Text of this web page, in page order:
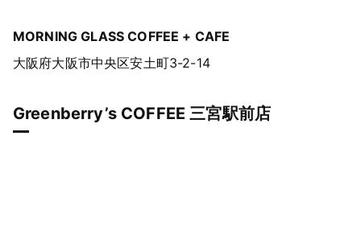
MORNING GLASS COFFEE + CAFE
大阪府大阪市中央区安土町3-2-14
Greenberry’s COFFEE 三宮駅前店